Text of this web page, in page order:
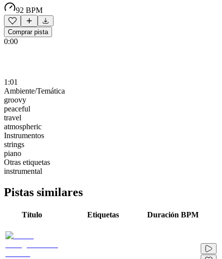
92 BPM
Comprar pista
0:00
1:01
Ambiente/Temática
groovy
peaceful
travel
atmospheric
Instrumentos
strings
piano
Otras etiquetas
instrumental
Pistas similares
Título Etiquetas Duración BPM